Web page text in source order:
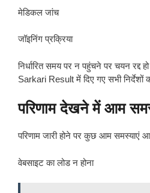
मेडिकल जांच
जॉइनिंग प्रक्रिया
निर्धारित समय पर न पहुंचने पर चयन रद्द
Sarkari Result में दिए गए सभी निर्देशों
परिणाम देखने में आम
परिणाम जारी होने पर कुछ आम समस्याएं
वेबसाइट का लोड न होना